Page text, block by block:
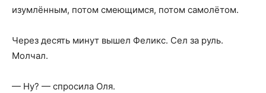
изумлённым, потом смеющимся, потом самолётом.
Через десять минут вышел Феликс. Сел за руль.
Молчал.
— Ну? — спросила Оля.